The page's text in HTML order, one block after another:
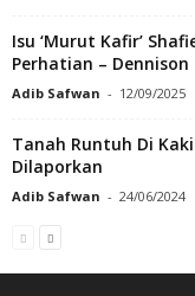
Isu ‘Murut Kafir’
Perhatian – Dennison
Adib Safwan - 12/09/2025
Tanah Runtuh Di
Dilaporkan
Adib Safwan - 24/06/2024